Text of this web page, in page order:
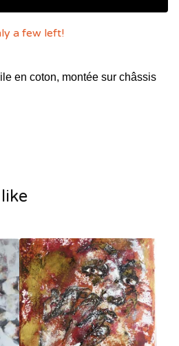
a few left!
en coton, montée sur châssis